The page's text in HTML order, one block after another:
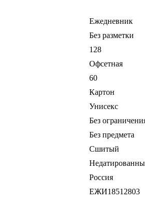
Ежедневник
Без разметки
128
Офсетная
60
Картон
Унисекс
Без
Без предмета
Сшитый
Россия
ЕЖИ18512803